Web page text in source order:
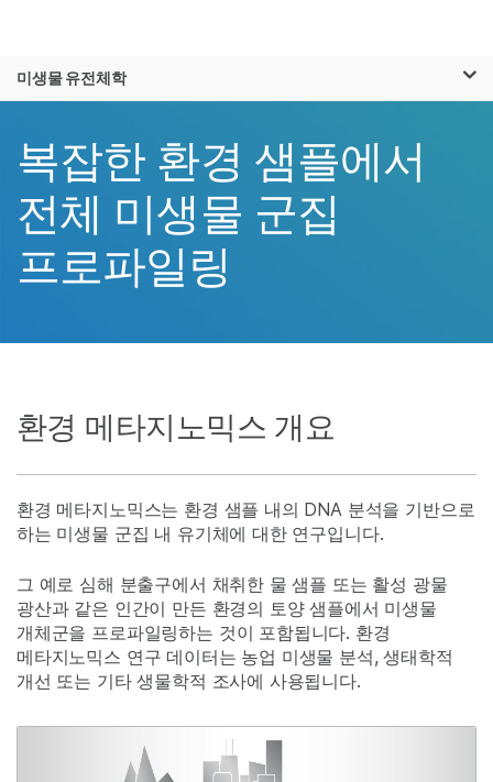
솔루션
회사
미생물 유전체학
복잡한 환경 샘플에서
전체 미생물 군집
프로파일링
환경 메타지노믹스 개요
환경 메타지노믹스는 환경 샘플 내의 DNA 분석을 기반으로
하는 미생물 군집 내 유기체에 대한 연구입니다.
그 예로 심해 분출구에서 채취한 물 샘플 또는 활성 광물
광산과 같은 인간이 만든 환경의 토양 샘플에서 미생물
개체군을 프로파일링하는 것이 포함됩니다. 환경
메타지노믹스 연구 데이터는 농업 미생물 분석, 생태학적
개선 또는 기타 생물학적 조사에 사용됩니다.
보다 관련성이 높은 콘텐츠를 확인하실 수
있습니다. 주요 관심 분야를 선택해 주세요:
암 연구
미생물학 연구
농업유전체학 연구
복합 질환 연구
임상 종양학 연구
생식 보건 연구
유전 및 희귀 질환
연구